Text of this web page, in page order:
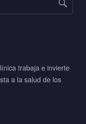
trabaja e invierte
a la salud de los